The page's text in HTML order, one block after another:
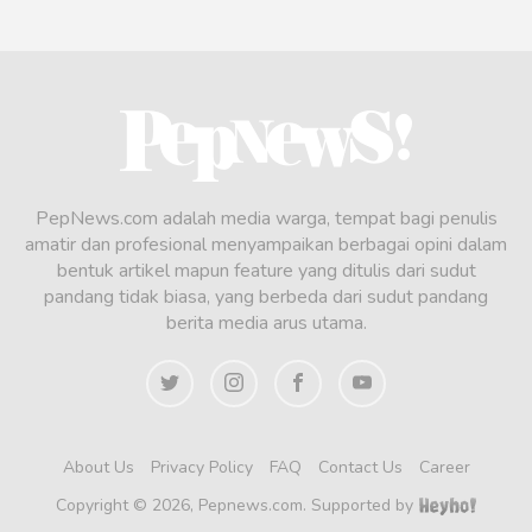
PepNews.com adalah media warga, tempat bagi penulis
amatir dan profesional menyampaikan berbagai opini dalam
bentuk artikel mapun feature yang ditulis dari sudut
pandang tidak biasa, yang berbeda dari sudut pandang
berita media arus utama.
About Us Privacy Policy FAQ Contact Us
Career
Copyright © 2026, Pepnews.com. Supported by